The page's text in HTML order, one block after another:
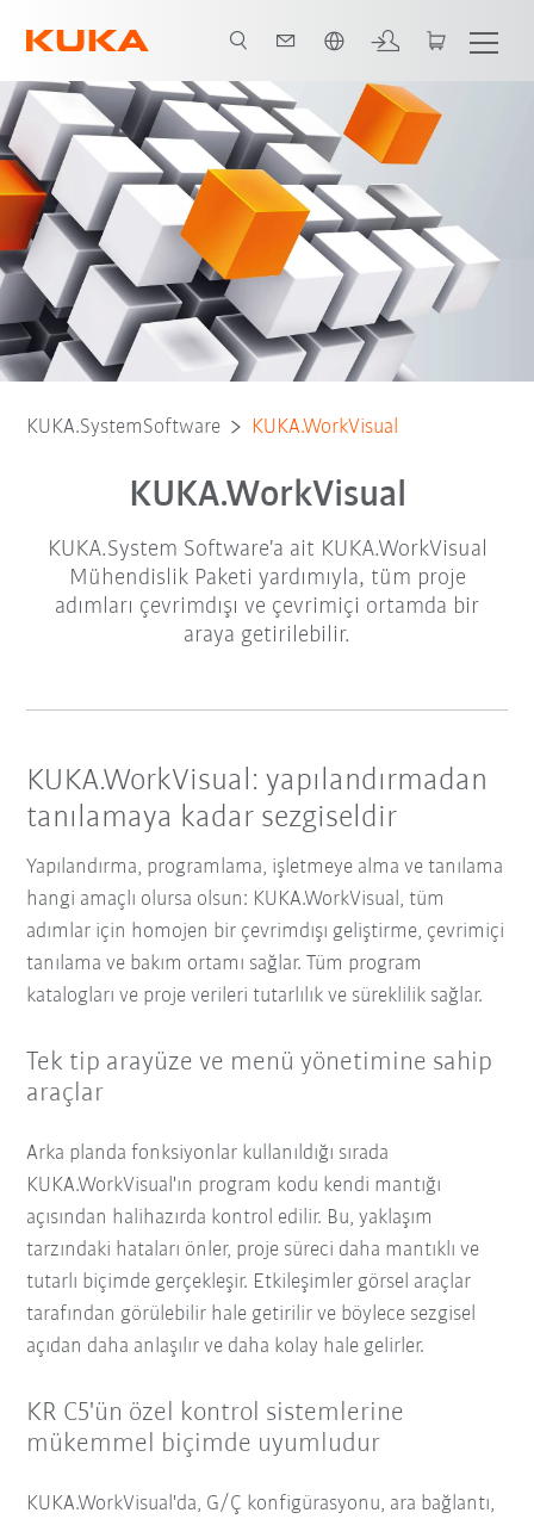
İndirmek için ücretsiz yazılım
KUKA.SystemSoftware KUKA.WorkVisual
KUKA.WorkVisual
KUKA.System Software'a ait KUKA.WorkVisual
Mühendislik Paketi yardımıyla, tüm proje
adımları çevrimdışı ve çevrimiçi ortamda bir
araya getirilebilir.
KUKA.WorkVisual: yapılandırmadan
tanılamaya kadar sezgiseldir
Yapılandırma, programlama, işletmeye alma ve tanılama
hangi amaçlı olursa olsun: KUKA.WorkVisual, tüm
adımlar için homojen bir çevrimdışı geliştirme, çevrimiçi
tanılama ve bakım ortamı sağlar. Tüm program
katalogları ve proje verileri tutarlılık ve süreklilik sağlar.
Tek tip arayüze ve menü yönetimine sahip
araçlar
Arka planda fonksiyonlar kullanıldığı sırada
KUKA.WorkVisual'ın program kodu kendi mantığı
açısından halihazırda kontrol edilir. Bu, yaklaşım
tarzındaki hataları önler, proje süreci daha mantıklı ve
tutarlı biçimde gerçekleşir. Etkileşimler görsel araçlar
tarafından görülebilir hale getirilir ve böylece sezgisel
açıdan daha anlaşılır ve daha kolay hale gelirler.
KR C5'ün özel kontrol sistemlerine
mükemmel biçimde uyumludur
KUKA.WorkVisual'da, G/Ç konfigürasyonu, ara bağlantı,